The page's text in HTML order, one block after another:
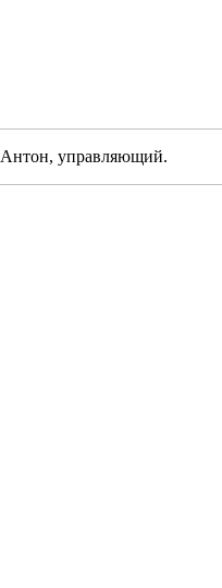
Антон, управляющий.